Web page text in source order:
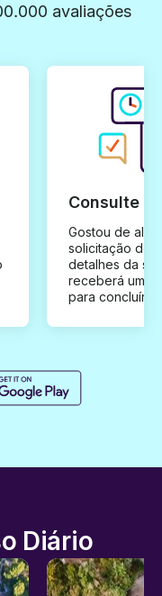
avaliações
Consulte e
Gostou de
solicitação de
detalhes da
receberá uma
para concluír a
Diário